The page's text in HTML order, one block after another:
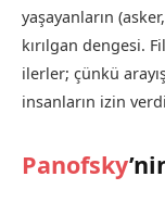
yaşayanların
kırılgan dengesi.
ilerler; çünkü
insanların izin
Panofsky